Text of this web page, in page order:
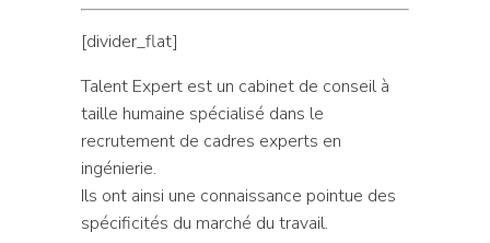
[divider_flat]
Talent Expert est un cabinet de conseil à
taille humaine spécialisé dans le
recrutement de cadres experts en
ingénierie.
Ils ont ainsi une connaissance pointue des
spécificités du marché du travail.